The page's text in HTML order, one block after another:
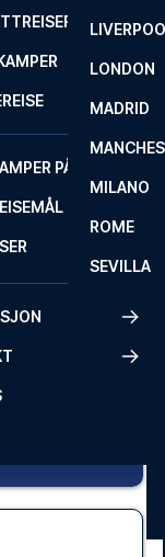
LONDON
MADRID
MILANO
ROME
SEVILLA
PÅ ÉN REISE